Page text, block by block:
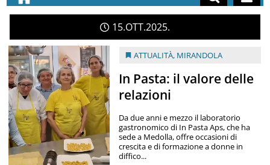
15 OTT2025
ATTUALITÀ, MIRANDOLA
In Pasta: il valore delle
relazioni
Da due anni e mezzo il laboratorio
gastronomico di In Pasta Aps, che ha
sede a Medolla, offre occasioni di
crescita e di formazione a donne in
diffico...